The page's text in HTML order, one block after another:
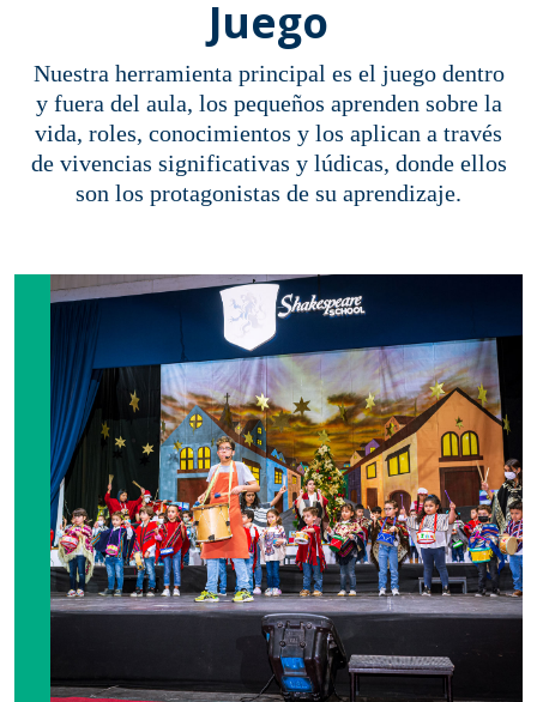
Juego
Nuestra herramienta principal es el juego dentro
y fuera del aula, los pequeños aprenden sobre la
vida, roles, conocimientos y los aplican a través
de vivencias significativas y lúdicas, donde ellos
son los protagonistas de su aprendizaje.